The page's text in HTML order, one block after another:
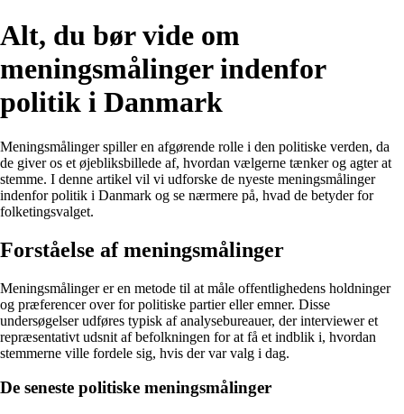
Alt, du bør vide om
meningsmålinger indenfor
politik i Danmark
Meningsmålinger spiller en afgørende rolle i den politiske verden, da
de giver os et øjebliksbillede af, hvordan vælgerne tænker og agter at
stemme. I denne artikel vil vi udforske de nyeste meningsmålinger
indenfor politik i Danmark og se nærmere på, hvad de betyder for
folketingsvalget.
Forståelse af meningsmålinger
Meningsmålinger er en metode til at måle offentlighedens holdninger
og præferencer over for politiske partier eller emner. Disse
undersøgelser udføres typisk af analysebureauer, der interviewer et
repræsentativt udsnit af befolkningen for at få et indblik i, hvordan
stemmerne ville fordele sig, hvis der var valg i dag.
De seneste politiske meningsmålinger